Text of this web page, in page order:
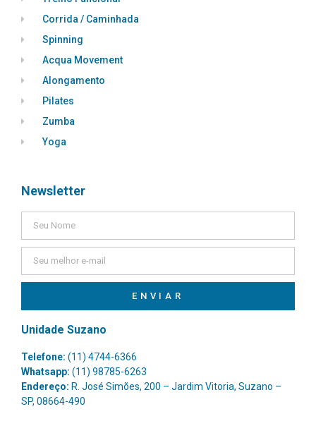
Corrida / Caminhada
Spinning
Acqua Movement
Alongamento
Pilates
Zumba
Yoga
Newsletter
ENVIAR
Unidade Suzano
Telefone: (11) 4744-6366
Whatsapp: (11) 98785-6263
Endereço: R. José Simões, 200 – Jardim Vitoria, Suzano –
SP, 08664-490